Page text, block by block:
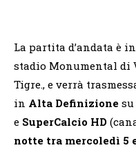
La partita d’andata è
stadio Monumental di
Tigre., e verrà
in Alta Definizione su
e SuperCalcio HD
notte tra mercoledì 5